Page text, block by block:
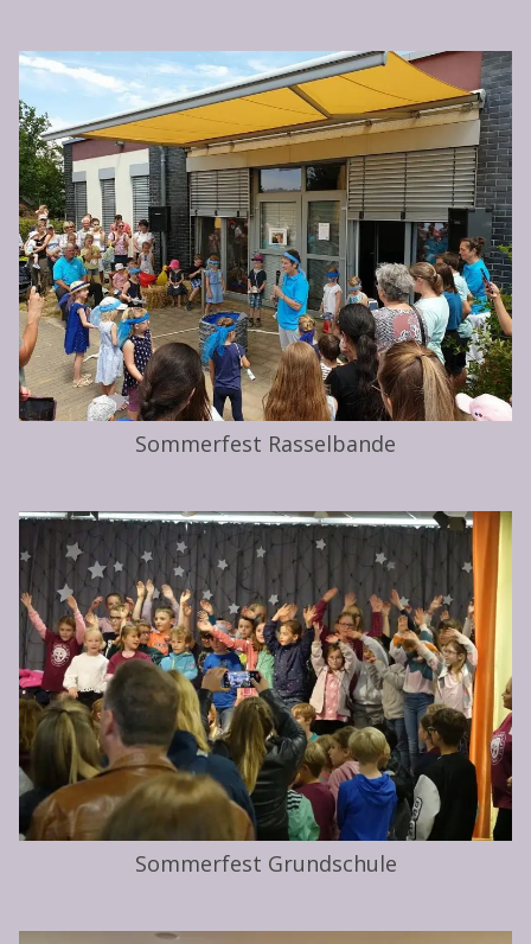
Sommerfest Rasselbande
Sommerfest Grundschule